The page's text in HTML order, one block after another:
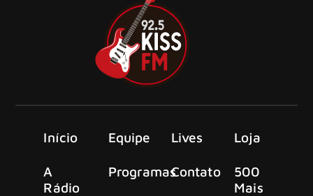
Início
A
Rádio
Equipe
Programas
Lives
Contato
Loja
500
Mais